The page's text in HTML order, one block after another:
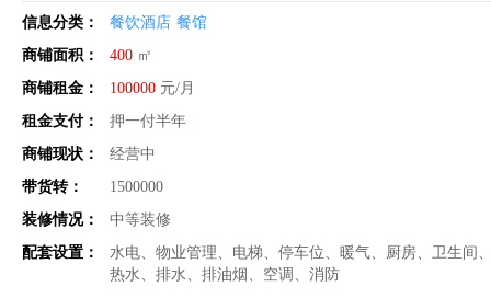
信息分类：
餐饮酒店 餐馆
商铺面积：
400 ㎡
商铺租金：
100000 元/月
租金支付：
押一付半年
商铺现状：
经营中
带货转：
1500000
装修情况：
中等装修
配套设置：
水电、物业管理、电梯、停车位、暖气、厨房、卫生间
热水、排水、排油烟、空调、消防